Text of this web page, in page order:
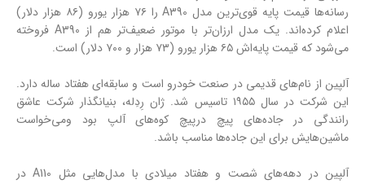
رسانه‌ها قیمت پایه قوی‌ترین مدل A390 را ۷۶ هزار یورو (۸۶ هزار دلار)
اعلام کرده‌اند. یک مدل ارزان‌تر با موتور ضعیف‌تر هم از A390 فروخته
می‌شود که قیمت پایه‌اش ۶۵ هزار یورو (۷۳ هزار و ۷۰۰ دلار) است.
آلپین از نام‌های قدیمی در صنعت خودرو است و سابقه‌ای هفتاد ساله دارد.
این شرکت در سال ۱۹۵۵ تاسیس شد. ژان رِدِله، بنیانگذار شرکت عاشق
رانندگی در جاده‌های پیچ درپیچ کوه‌های آلپ بود ومی‌خواست
ماشین‌هایش برای این جاده‌ها مناسب باشد.
آلپین در دهه‌های شصت و هفتاد میلادی با مدل‌هایی مثل A110 در